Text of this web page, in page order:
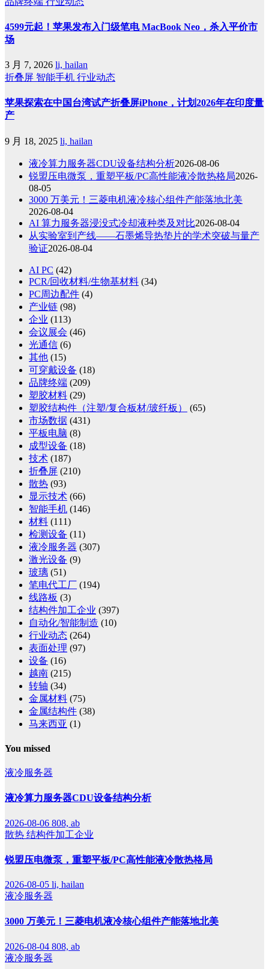
4599元起！苹果发布入门级笔电 MacBook Neo，杀入平价市
场
3 月 7, 2026 li, hailan
折叠屏 智能手机 行业动态
苹果探索在中国台湾试产折叠屏iPhone，计划2026年在印度量
产
9 月 18, 2025 li, hailan
液冷算力服务器CDU设备结构分析2026-08-06
锐盟压电微泵，重塑平板/PC高性能液冷散热格局2026-
08-05
3000 万美元！三菱电机液冷核心组件产能落地北美
2026-08-04
AI 算力服务器浸没式冷却液种类及对比2026-08-04
从实验室到产线——石墨烯导热垫片的学术突破与量产
验证2026-08-04
AI PC (42)
PCR/回收材料/生物基材料 (34)
PC周边配件 (4)
产业链 (98)
企业 (113)
会议展会 (46)
光通信 (6)
其他 (15)
可穿戴设备 (18)
品牌终端 (209)
塑胶材料 (29)
塑胶结构件（注塑/复合板材/玻纤板）
(65)
市场数据 (431)
平板电脑 (8)
成型设备 (18)
技术 (187)
折叠屏 (210)
散热 (93)
显示技术 (66)
智能手机 (146)
材料 (111)
检测设备 (11)
液冷服务器 (307)
激光设备 (9)
玻璃 (51)
笔电代工厂 (194)
线路板 (3)
结构件加工企业 (397)
自动化/智能制造 (10)
行业动态 (264)
表面处理 (97)
设备 (16)
越南 (215)
转轴 (34)
金属材料 (75)
金属结构件 (38)
马来西亚 (1)
You missed
液冷服务器
液冷算力服务器CDU设备结构分析
2026-08-06 808, ab
散热 结构件加工企业
锐盟压电微泵，重塑平板/PC高性能液冷散热格局
2026-08-05 li, hailan
液冷服务器
3000 万美元！三菱电机液冷核心组件产能落地北美
2026-08-04 808, ab
液冷服务器